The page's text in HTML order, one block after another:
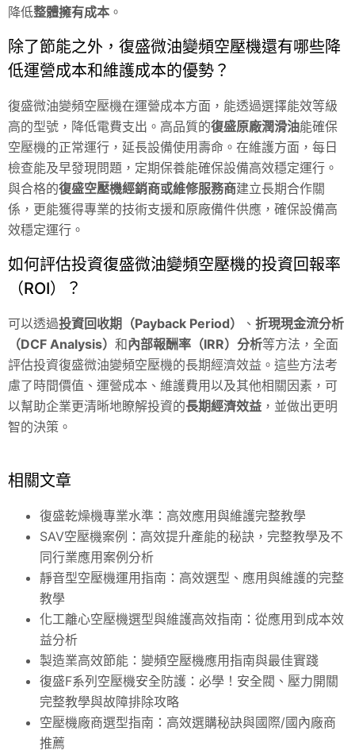
降低整體擁有成本 。
除了節能之外，復盛微油變頻空壓機還有哪些降
低運營成本和維護成本的優勢？
復盛微油變頻空壓機在運營成本方面，能透過選擇能效等級
高的型號，降低電費支出。高品質的復盛原廠潤滑油能確保
空壓機的正常運行，延長設備使用壽命。在維護方面，每日
檢查能及早發現問題，定期保養能確保設備高效穩定運行。
與合格的復盛空壓機經銷商或維修服務商建立長期合作關
係，更能獲得專業的技術支援和原廠備件供應，確保設備高
效穩定運行。
如何評估投資復盛微油變頻空壓機的投資回報率
（ROI）？
可以透過投資回收期（Payback Period） 、 折現現金流分析
（DCF Analysis） 和內部報酬率（IRR）分析等方法，全面
評估投資復盛微油變頻空壓機的長期經濟效益。這些方法考
慮了時間價值、運營成本、維護費用以及其他相關因素，可
以幫助企業更清晰地瞭解投資的長期經濟效益 ，並做出更明
智的決策。
相關文章
復盛乾燥機專業水準：高效應用與維護完整教學
SAV空壓機案例：高效提升產能的秘訣，完整教學及不
同行業應用案例分析
靜音型空壓機運用指南：高效選型、應用與維護的完整
教學
化工離心空壓機選型與維護高效指南：從應用到成本效
益分析
製造業高效節能：變頻空壓機應用指南與最佳實踐
復盛F系列空壓機安全防護：必學！安全閥、壓力開關
完整教學與故障排除攻略
空壓機廠商選型指南：高效選購秘訣與國際/國內廠商
推薦